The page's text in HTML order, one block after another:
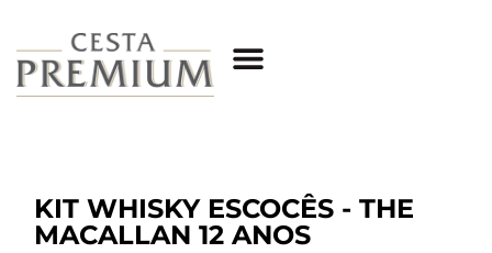
KIT WHISKY ESCOCÊS - THE
MACALLAN 12 ANOS